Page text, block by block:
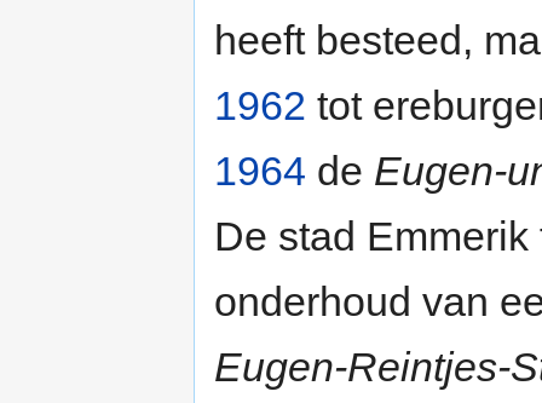
heeft besteed,
1962 tot
1964 de Eugen-
De stad
onderhoud van
Eugen-Reintjes-